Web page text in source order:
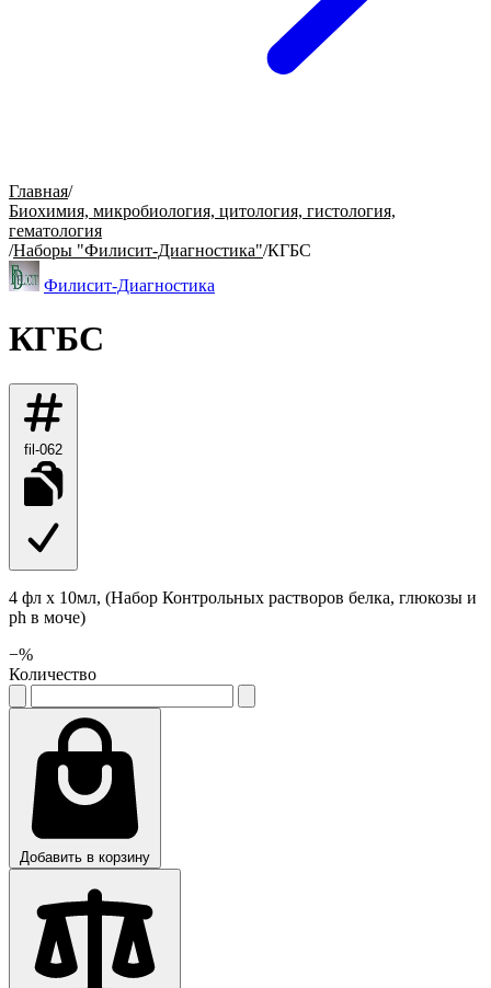
Главная/
Биохимия, микробиология, цитология, гистология,
гематология
/Наборы "Филисит-Диагностика"/КГБС
Филисит-Диагностика
КГБС
fil-062
4 фл х 10мл, (Набор Контрольных растворов белка, глюкозы и
рh в моче)
−%
Количество
Добавить в корзину